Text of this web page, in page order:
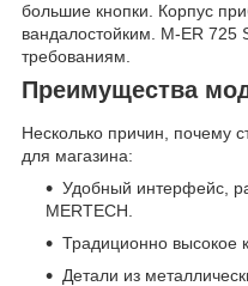
большие кнопки. Корпус
вандалостойким. M-ER 725
требованиям.
Преимущества
Несколько причин, почему
для магазина:
Удобный интерфейс,
MERTECH.
Традиционно высокое
Детали из